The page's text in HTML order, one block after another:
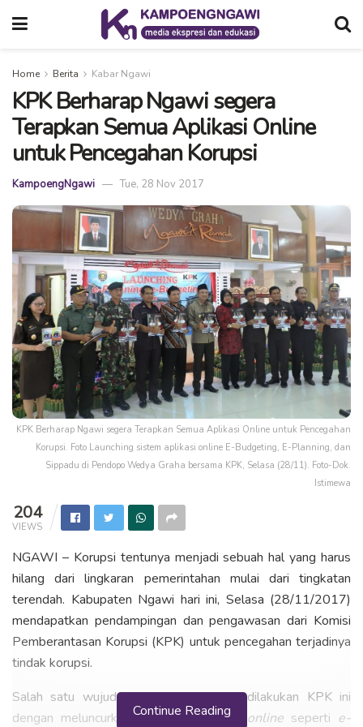
Home Berita Kabar Ngawi
KPK Berharap Ngawi segera
Terapkan Semua Aplikasi Online
untuk Pencegahan Korupsi
KampoengNgawi Tue, 28 Nov 2017
KPK Berharap Ngawi segera Terapkan Semua Aplikasi Online untuk Pencegahan
Korupsi. Foto Launching sistem aplikasi online E-Budgeting, E-Planning, dan
Sippadu di Pendopo Wedya Graha bersama KPK, Selasa (28/11). Foto-Dok.
Istimewa
204
VIEWS
NGAWI – Korupsi tentunya menjadi sebuah hal yang harus
hilang dari lingkaran pemerintahan mulai dari tingkatan
terendah. Kabupaten Ngawi hari ini, Selasa (28/11/2017)
mendapatkan pendampingan dan pengawasan dari Komisi
Pemberantasan Korupsi (KPK) untuk pencegahan terjadinya
tindak korupsi.
Salah satu wujud pendampingan yang dilakukan KPK ini
dengan meluncurkan beberapa aplikasi online seperti e-
Continue Reading